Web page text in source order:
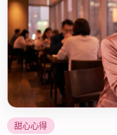
甜心心得